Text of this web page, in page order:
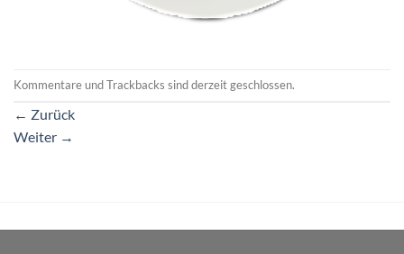
Kommentare und Trackbacks sind derzeit geschlossen.
← Zurück
Weiter →